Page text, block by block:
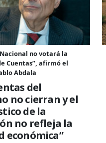
no votará la
Cuentas”, afirmó el
Abdala
del
no cierran y el
de la
no refleja la
económica”